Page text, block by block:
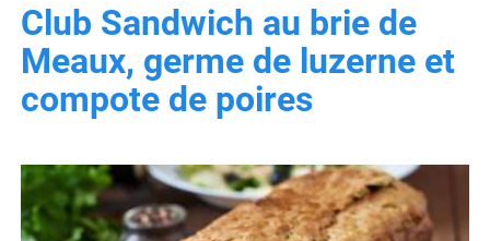
Club Sandwich au brie de
Meaux, germe de luzerne et
compote de poires